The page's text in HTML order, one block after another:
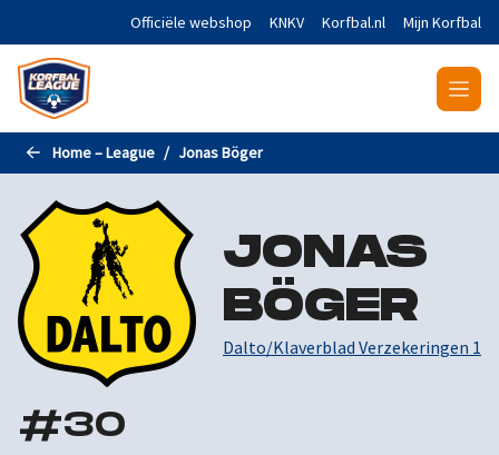
Naar de hoofdinhoud gaanOfficiële webshop KNKV Korfbal.nl Mijn Korfbal
Home – League Jonas Böger
JONAS
BÖGER
Dalto/Klaverblad Verzekeringen 1
#30